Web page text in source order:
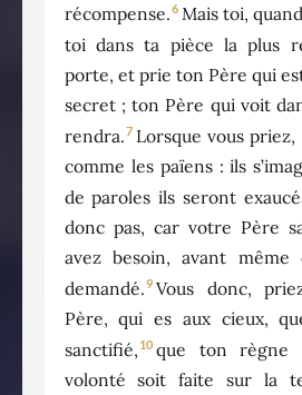
récompense.6 Mais toi,
toi dans ta pièce la plus
porte, et prie ton Père qui
secret ; ton Père qui voit
rendra.7 Lorsque vous
comme les païens : ils
de paroles ils seront
donc pas, car votre Père
avez besoin, avant même
demandé.9 Vous donc,
Père, qui es aux cieux,
sanctifié, 10 que ton règne
volonté soit faite sur la